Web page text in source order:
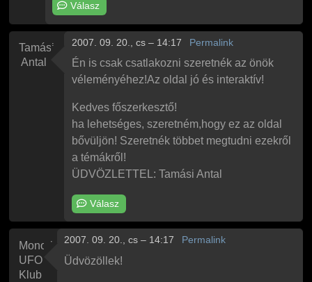
Válasz
Tamási
Antal
2007. 09. 20., cs – 14:17 Permalink
Én is csak csatlakozni szeretnék az önök
véleményéhez!Az oldal jó és interaktív!
Kedves főszerkesztő!
ha lehetséges, szeretném,hogy ez az oldal
bővüljön! Szeretnék többet megtudni ezekről
a témákről!
ÜDVÖZLETTEL: Tamási Antal
Válasz
Monori
UFO
Klub
2007. 09. 20., cs – 14:17 Permalink
Üdvözöllek!